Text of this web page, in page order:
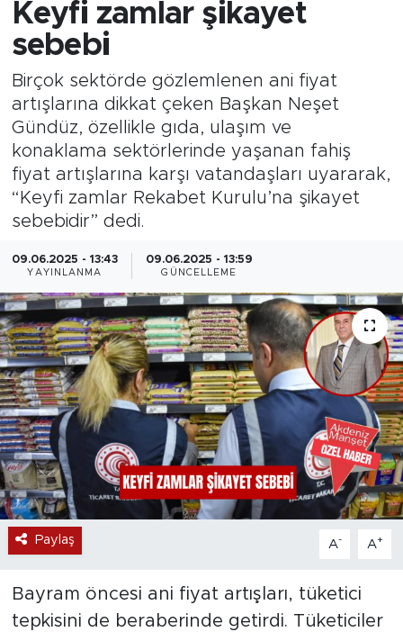
Keyfi zamlar şikayet
sebebi
Birçok sektörde gözlemlenen ani fiyat
artışlarına dikkat çeken Başkan Neşet
Gündüz, özellikle gıda, ulaşım ve
konaklama sektörlerinde yaşanan fahiş
fiyat artışlarına karşı vatandaşları uyararak,
“Keyfi zamlar Rekabet Kurulu’na şikayet
sebebidir” dedi.
09.06.2025 - 13:43
YAYINLANMA
09.06.2025 - 13:59
GÜNCELLEME
Paylaş A- A+
Bayram öncesi ani fiyat artışları, tüketici
tepkisini de beraberinde getirdi. Tüketiciler